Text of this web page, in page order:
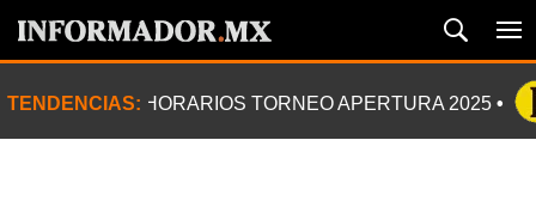
TENDENCIAS: HORARIOS TORNEO APERTURA 2025